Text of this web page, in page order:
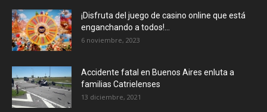
¡Disfruta del juego de casino online que está
enganchando a todos!...
6 noviembre, 2023
Accidente fatal en Buenos Aires enluta a
familias Catrielenses
13 diciembre, 2021